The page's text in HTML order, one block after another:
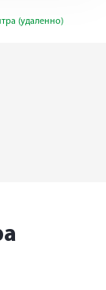
(удаленно)